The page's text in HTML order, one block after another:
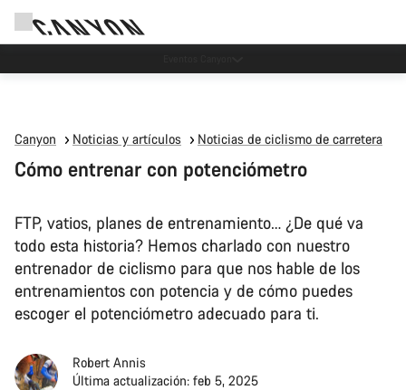
Canyon Noticias y artículos Noticias de ciclismo de carretera
Cómo entrenar con potenciómetro
FTP, vatios, planes de entrenamiento… ¿De qué va
todo esta historia? Hemos charlado con nuestro
entrenador de ciclismo para que nos hable de los
entrenamientos con potencia y de cómo puedes
escoger el potenciómetro adecuado para ti.
Robert Annis
Última actualización: feb 5, 2025